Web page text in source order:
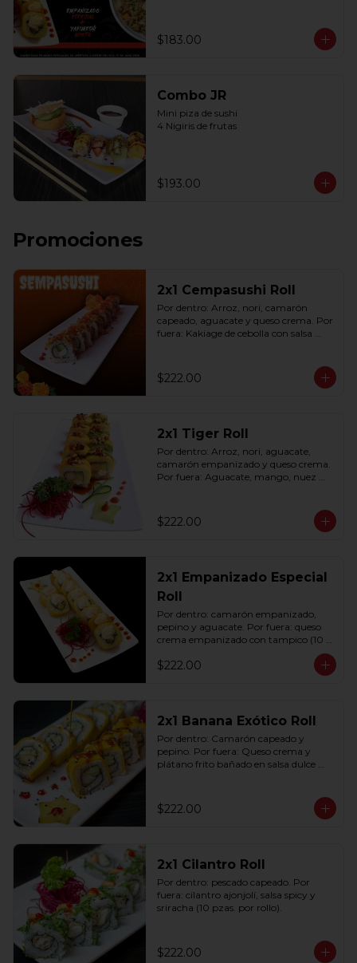
$183.00
Combo JR
Mini piza de sushi
4 Nigiris de frutas
$193.00
Promociones
2x1 Cempasushi Roll
Por dentro: Arroz, nori, camarón
capeado, aguacate y queso crema. Por
fuera: Kakiage de cebolla con salsa
$222.00
2x1 Tiger Roll
Por dentro: Arroz, nori, aguacate,
camarón empanizado y queso crema.
Por fuera: Aguacate, mango, nuez
$222.00
2x1 Empanizado Especial
Roll
Por dentro: camarón empanizado,
pepino y aguacate. Por fuera: queso
crema empanizado con tampico (10
$222.00
2x1 Banana Exótico Roll
Por dentro: Camarón capeado y
pepino. Por fuera: Queso crema y
plátano frito bañado en salsa dulce
$222.00
2x1 Cilantro Roll
Por dentro: pescado capeado. Por
fuera: cilantro ajonjolí, salsa spicy y
sriracha (10 pzas. por rollo).
$222.00